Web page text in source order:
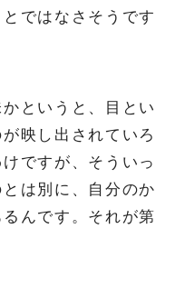
ではなさそうです
というと、目とい
映し出されていろ
ですが、そういっ
は別に、自分のか
んです。それが第